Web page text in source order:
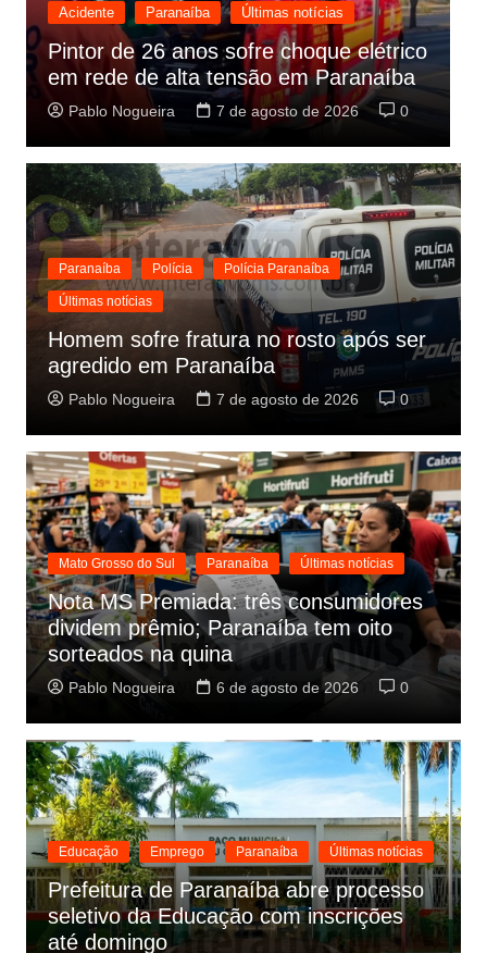
Acidente Paranaíba Últimas notícias
Pintor de 26 anos sofre choque elétrico
em rede de alta tensão em Paranaíba
Pablo Nogueira 7 de agosto de 2026 0
Paranaíba Polícia Polícia Paranaíba
Últimas notícias
Homem sofre fratura no rosto após ser
agredido em Paranaíba
Pablo Nogueira 7 de agosto de 2026 0
Mato Grosso do Sul Paranaíba Últimas notícias
Nota MS Premiada: três consumidores
dividem prêmio; Paranaíba tem oito
sorteados na quina
Pablo Nogueira 6 de agosto de 2026 0
Educação Emprego Paranaíba Últimas notícias
Prefeitura de Paranaíba abre processo
seletivo da Educação com inscrições
até domingo